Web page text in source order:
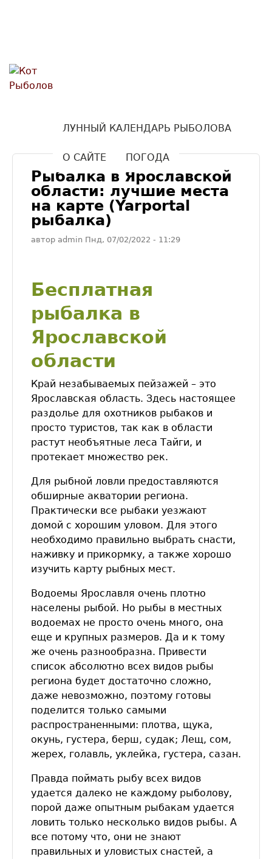
Рыболов
ЛУННЫЙ КАЛЕНДАРЬ РЫБОЛОВА
О САЙТЕ ПОГОДА
Рыбалка в Ярославской
области: лучшие места
на карте (Yarportal
рыбалка)
автор admin Пнд, 07/02/2022 - 11:29
Бесплатная
рыбалка в
Ярославской
области
Край незабываемых пейзажей – это
Ярославская область. Здесь настоящее
раздолье для охотников рыбаков и
просто туристов, так как в области
растут необъятные леса Тайги, и
протекает множество рек.
Для рыбной ловли предоставляются
обширные акватории региона.
Практически все рыбаки уезжают
домой с хорошим уловом. Для этого
необходимо правильно выбрать снасти,
наживку и прикормку, а также хорошо
изучить карту рыбных мест.
Водоемы Ярославля очень плотно
населены рыбой. Но рыбы в местных
водоемах не просто очень много, она
еще и крупных размеров. Да и к тому
же очень разнообразна. Привести
список абсолютно всех видов рыбы
региона будет достаточно сложно,
даже невозможно, поэтому готовы
поделится только самыми
распространенными: плотва, щука,
окунь, густера, берш, судак; Лещ, сом,
жерех, голавль, уклейка, густера, сазан.
Правда поймать рыбу всех видов
удается далеко не каждому рыболову,
порой даже опытным рыбакам удается
ловить только несколько видов рыбы. А
все потому что, они не знают
правильных и уловистых снастей, а